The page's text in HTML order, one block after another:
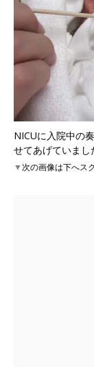
NICUに入院中の
せてあげていまし
▼次の画像は下へス